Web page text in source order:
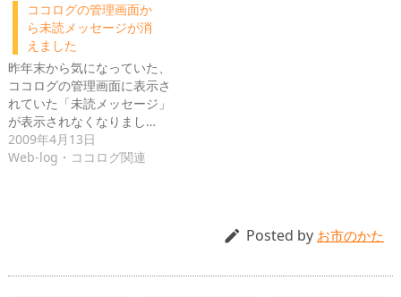
ココログの管理画面か
ら未読メッセージが消
えました
昨年末から気になっていた、
ココログの管理画面に表示さ
れていた「未読メッセージ」
が表示されなくなりまし…
2009年4月13日
Web-log・ココログ関連
 Posted by お市のかた